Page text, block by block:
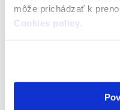
môže prichádzať k
Cookies policy.
Pozrieť ponuku služieb